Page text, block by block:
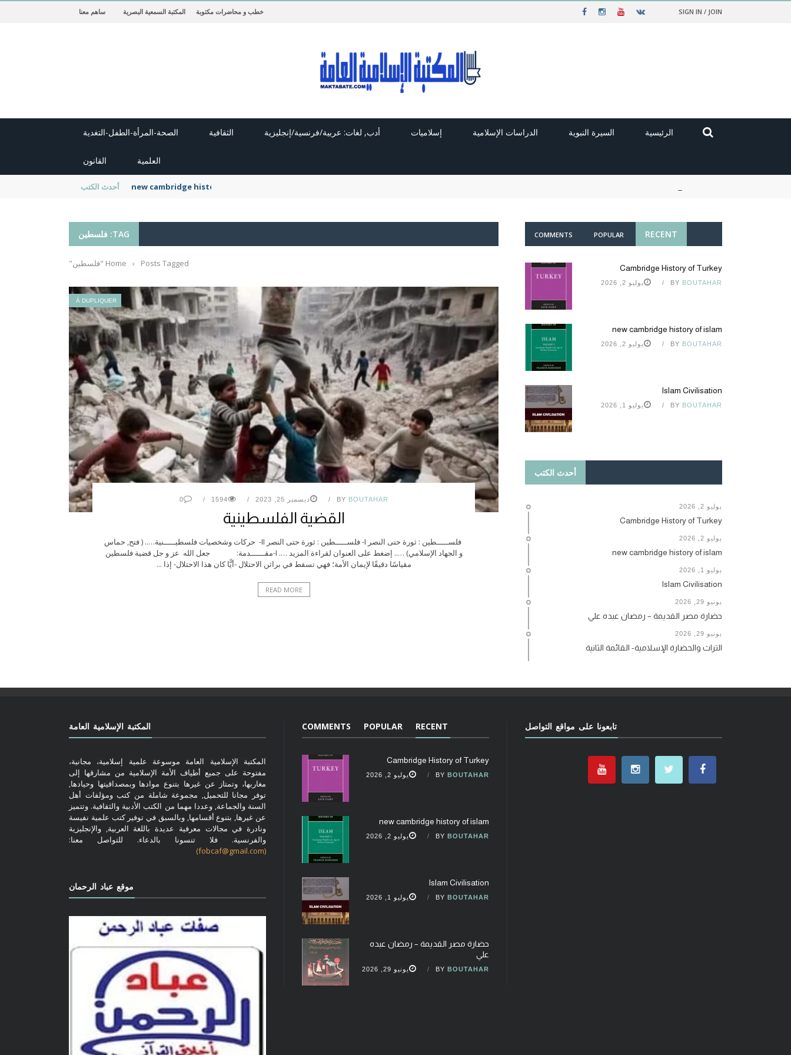
SIGN IN / JOIN خطب و محاضرات مكتوبة المكتبة السمعية البصرية ساهم معنا
الرئيسية السيرة النبوية الدراسات الإسلامية إسلاميات أدب, لغات: عربية/فرنسية/إنجليزية الثقافية الصحة-المرأة-الطفل-التغدية
العلمية القانون
أحدث الكتب new cambridge history of islam
TAG: فلسطين
Home › Posts Tagged "فلسطين"
À DUPLIQUER
BY BOUTAHAR ديسمبر 25, 2023 1594
0
القضية الفلسطينية
فلســـــطين : ثورة حتى النصر I- فلســـــطين : ثورة حتى النصر II- حركات وشخصيات فلسطيـــــنية….. ( فتح, حماس
و الجهاد الإسلامي) ….. إضغط على العنوان لقراءة المزيد …. I-مقــــــدمة: جعل الله عز و جل قضية فلسطين
مقياسًا دقيقًا لإيمان الأمة؛ فهي تسقط في براثن الاحتلال -أيًّا كان هذا الاحتلال- إذا ...
READ MORE
RECENT
POPULAR
COMMENTS
Cambridge History of Turkey
BY BOUTAHAR يوليو 2, 2026
new cambridge history of islam
BY BOUTAHAR يوليو 2, 2026
Islam Civilisation
BY BOUTAHAR يوليو 1, 2026
أحدث الكتب
يوليو 2, 2026
Cambridge History of Turkey
يوليو 2, 2026
new cambridge history of islam
يوليو 1, 2026
Islam Civilisation
يونيو 29, 2026
حضارة مصر القديمة – رمضان عبده علي
يونيو 29, 2026
التراث والحضارة الإسلامية- القائمة الثانية
المكتبة الإسلامية العامة
المكتبة الإسلامية العامة موسوعة علمية إسلامية، مجانية،
مفتوحة على جميع أطياف الأمة الإسلامية من مشارقها إلى
مغاربها، وتمتاز عن غيرها بتنوع موادها وبمصداقيتها وحيادها,
توفر مجانا للتحميل, مجموعة شاملة من كتب ومؤلفات أهل
السنة والجماعة, وعددا مهما من الكتب الأدبية والثقافية. وتتميز
عن غيرها, بتنوع أقسامها, وبالسبق في توفير كتب علمية نفيسة
ونادرة في مجالات معرفية عديدة باللغة العربية, والإنجليزية
والفرنسية. فلا تنسونا بالدعاء. للتواصل معنا:
(fobcaf@gmail.com)
موقع عباد الرحمان
RECENT
POPULAR
COMMENTS
Cambridge History of Turkey
BY BOUTAHAR يوليو 2, 2026
new cambridge history of islam
BY BOUTAHAR يوليو 2, 2026
Islam Civilisation
BY BOUTAHAR يوليو 1, 2026
حضارة مصر القديمة – رمضان عبده
علي
BY BOUTAHAR يونيو 29, 2026
تابعونا على مواقع التواصل